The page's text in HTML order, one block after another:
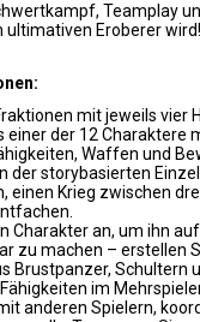
Teamplay
Eroberer wird!
mit jeweils vier
einer der 12 Charaktere
Waffen und
der storybasierten
einen Krieg zwischen
Charakter an, um ihn
zu machen – erstellen
Brustpanzer, Schultern
im
anderen Spielern,